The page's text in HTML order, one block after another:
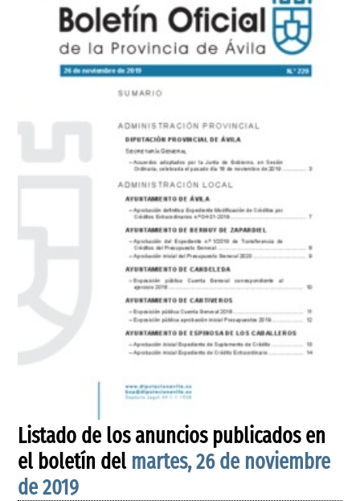
Listado de los anuncios publicados en
el boletín del martes, 26 de noviembre
de 2019